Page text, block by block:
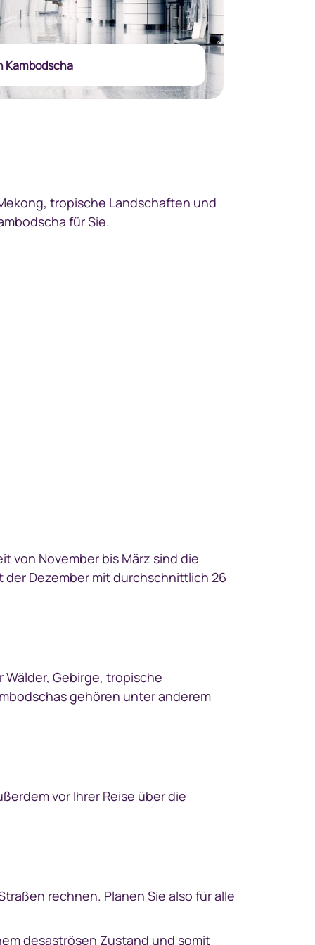
Kambodscha
tropische Landschaften und
für Sie.
von November bis März sind die
der Dezember mit durchschnittlich 26
Gebirge, tropische
gehören unter anderem
vor Ihrer Reise über die
rechnen. Planen Sie also für alle
desaströsen Zustand und somit